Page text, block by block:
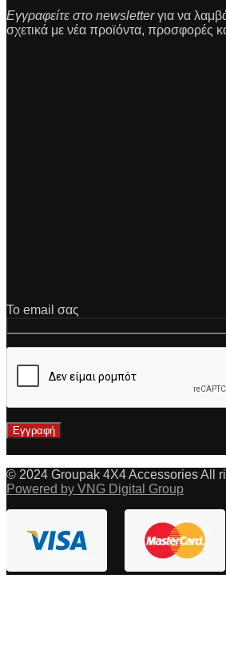
Εγγραφείτε στο newsletterγια να
σχετικά με νέα προϊόντα, προσφορές
Το email σας
© 2024 Groupak 4X4 Accessories All
Powered by VNG Digital Group